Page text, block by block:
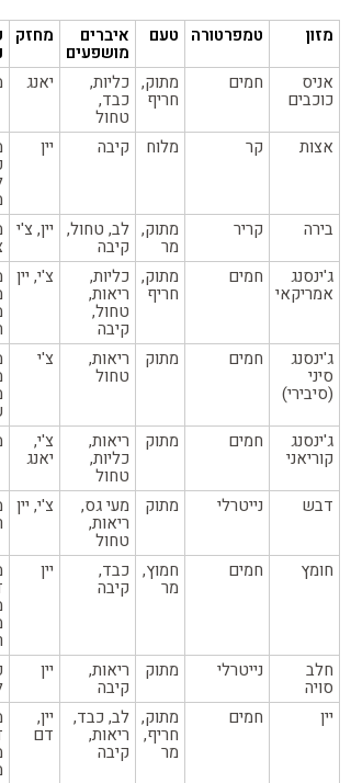
מזון טמפרטורה טעם איברים
מושפעים
מחזק
אניס
כוכבים
חמים מתוק,
חריף
כליות,
כבד,
טחול
יאנג
אצות קר מלוח קיבה יין
בירה
קריר מתוק,
מר
לב, טחול,
קיבה
יין, צ'י
ג'ינסנג
אמריקאי
חמים מתוק,
חריף
כליות,
ריאות,
טחול,
קיבה
צ'י, יין
ג'ינסנג
סיני
(סיבירי)
חמים מתוק ריאות,
טחול
צ'י
ג'ינסנג
קוריאני
חמים מתוק ריאות,
כליות,
טחול
צ'י,
יאנג
דבש נייטרלי מתוק מעי גס,
ריאות,
טחול
צ'י, יין
חומץ
חמים חמוץ,
מר
כבד,
קיבה
יין
חלב
סויה
נייטרלי מתוק ריאות,
קיבה
יין
יין
חמים מתוק,
חריף,
מר
לב, כבד,
ריאות,
קיבה
יין,
דם